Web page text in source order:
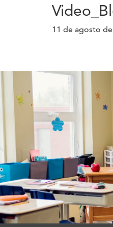
11 de agosto